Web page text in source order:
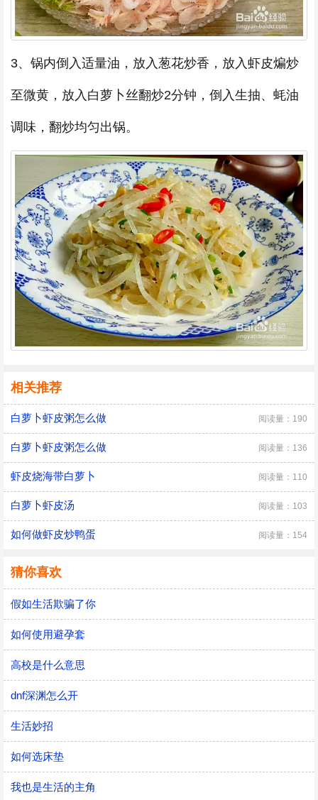
3、锅内倒入适量油，放入葱花炒香，放入虾皮煸炒
至微黄，放入白萝卜丝翻炒2分钟，倒入生抽、蚝油
调味，翻炒均匀出锅。
相关推荐
白萝卜虾皮粥怎么做 阅读量：190
白萝卜虾皮粥怎么做 阅读量：136
虾皮烧海带白萝卜 阅读量：110
白萝卜虾皮汤 阅读量：103
如何做虾皮炒鸭蛋 阅读量：154
猜你喜欢
假如生活欺骗了你
如何使用避孕套
高校是什么意思
dnf深渊怎么开
生活妙招
如何选床垫
我也是生活的主角